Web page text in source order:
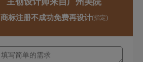
商标注册不成功免费再设计(指定)